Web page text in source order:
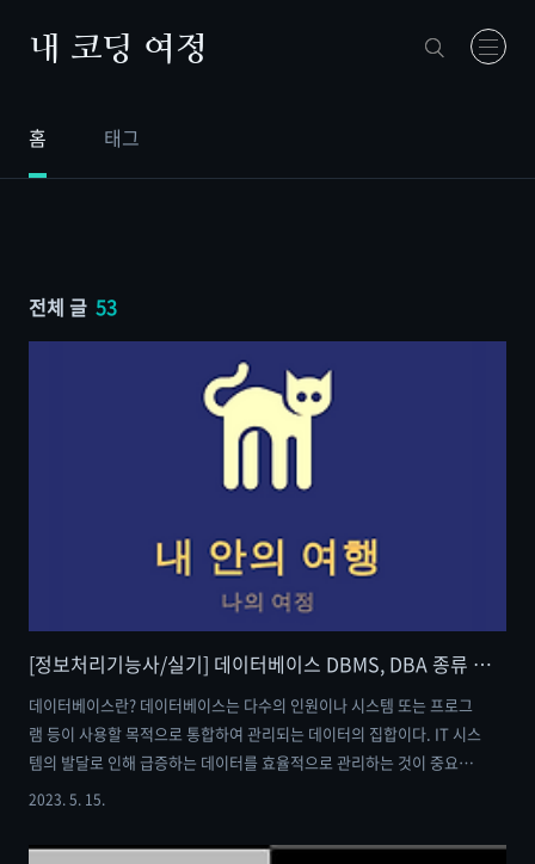
내 코딩 여정
홈 태그
전체 글 53
[정보처리기능사/실기] 데이터베이스 DBMS, DBA 종류 및 분류 이론 정리
데이터베이스란? 데이터베이스는 다수의 인원이나 시스템 또는 프로그
램 등이 사용할 목적으로 통합하여 관리되는 데이터의 집합이다. IT 시스
템의 발달로 인해 급증하는 데이터를 효율적으로 관리하는 것이 중요해
졌으며, 자료의 중복성을 제거하고, 무결성을 확보해야 하며, 일관성을
이터베이스의 특징 실시간 접근성 계속된 변화 동시 공유 내용에 의한 참
2023. 5. 15.